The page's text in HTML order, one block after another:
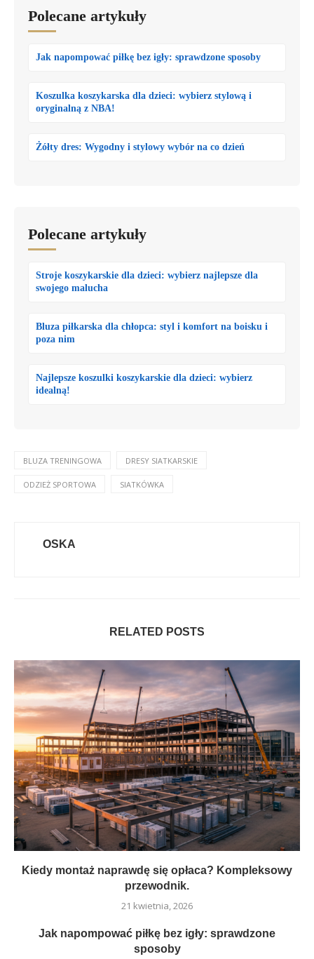
Polecane artykuły
Jak napompować piłkę bez igły: sprawdzone sposoby
Koszulka koszykarska dla dzieci: wybierz stylową i
oryginalną z NBA!
Żółty dres: Wygodny i stylowy wybór na co dzień
Polecane artykuły
Stroje koszykarskie dla dzieci: wybierz najlepsze dla
swojego malucha
Bluza piłkarska dla chłopca: styl i komfort na boisku i
poza nim
Najlepsze koszulki koszykarskie dla dzieci: wybierz
idealną!
BLUZA TRENINGOWA DRESY SIATKARSKIE
ODZIEŻ SPORTOWA SIATKÓWKA
OSKA
RELATED POSTS
Kiedy montaż naprawdę się opłaca? Kompleksowy
przewodnik.
21 kwietnia, 2026
Jak napompować piłkę bez igły: sprawdzone
sposoby